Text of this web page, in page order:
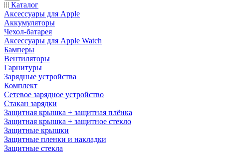
Каталог
Аксессуары для Apple
Аккумуляторы
Чехол-батарея
Аксессуары для Apple Watch
Бамперы
Вентиляторы
Гарнитуры
Зарядные устройства
Комплект
Сетевое зарядное устройство
Стакан зарядки
Защитная крышка + защитная плёнка
Защитная крышка + защитное стекло
Защитные крышки
Защитные пленки и накладки
Защитные стекла